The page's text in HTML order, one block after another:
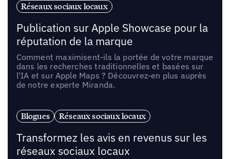
Réseaux sociaux locaux
Publication sur Apple Showcase pour la
réputation de la marque
Comment maximisent-ils la portée de votre marque
dans les recherches traditionnelles et basées sur
l'IA et sur Apple Maps ? Découvrez-en plus auprès
de notre experte Miranda.
Blogues Réseaux sociaux locaux
Transformez les avis en revenus sur les
réseaux sociaux locaux